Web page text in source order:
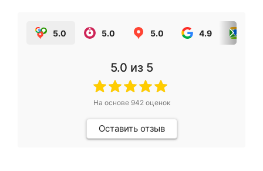
5.0 5.0 5.0 4.9
5.0 из 5
На основе 942оценок
Оставить отзыв